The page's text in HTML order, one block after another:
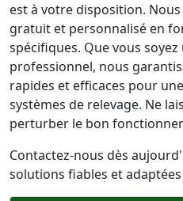
est à votre disposition.
gratuit et personnalisé en
spécifiques. Que vous
professionnel, nous
rapides et efficaces pour
systèmes de relevage. Ne
perturber le bon
Contactez-nous dès
solutions fiables et